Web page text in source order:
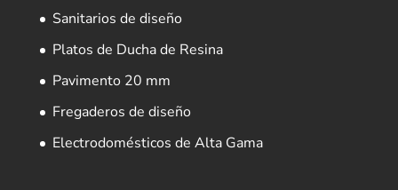
Sanitarios de diseño
Platos de Ducha de Resina
Pavimento 20 mm
Fregaderos de diseño
Electrodomésticos de Alta Gama